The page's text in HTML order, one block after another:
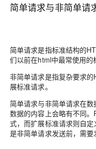
简单请求与非简单请
简单请求是指标准结构的
们以前在html中最常使用的
非简单请求是指复杂要求
展标准请求。
简单请求与非简单请求在
数据的内容上会略有不同
式，而扩展标准请求则自
是非简单请求发送前，需要